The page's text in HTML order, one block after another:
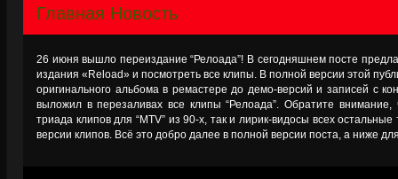
Главная Новость
26 июня вышло переиздание “Релоада”! В сегодняшнем посте
издания «Reload» и посмотреть все клипы. В полной версии этой
оригинального альбома в ремастере до демо-версий и записей с
выложил в перезаливах все клипы “Релоада”. Обратите внимание,
триада клипов для “MTV” из 90-х, так и лирик-видосы всех
версии клипов. Всё это добро далее в полной версии поста, а ниже